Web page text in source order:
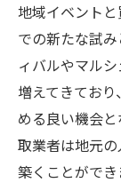
地域イベント
での新たな試
ィバルやマル
増えてきてお
める良い機会
取業者は地元
築くことがで